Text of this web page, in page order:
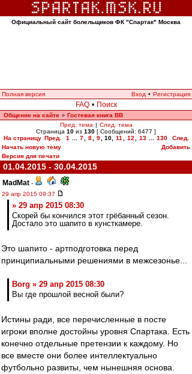
Официальный сайт болельщиков ФК "Спартак" Москва
Полная версия Вход • Регистрация
FAQ • Поиск
Общение на сайте » Гостевая книга ВВ
Пред. тема | След. тема
Страница 10 из 130 [ Сообщений: 6477 ]
На страницу Пред. 1 7 8 9 10, 11 12 13 130
След.
Начать новую тему
Добавить
Версия для печати
01.04.2015 - 30.04.2015
MadMat -
29 апр 2015 09:37
» 29 апр 2015 08:30
Скорей бы кончился этот грёбанный сезон.
Достало это шапито в кунсткамере.
Это шапито - артподготовка перед
принципиальными решениями в межсезонье...
Borg » 29 апр 2015 08:30
Вы где прошлой весной были?
Истины ради, все перечисленные в посте
игроки вполне достойны уровня Спартака. Есть
конечно отдельные претензии к каждому. Но
все вместе они более интеллектуально
футбольно развиты, чем нынешняя основа.